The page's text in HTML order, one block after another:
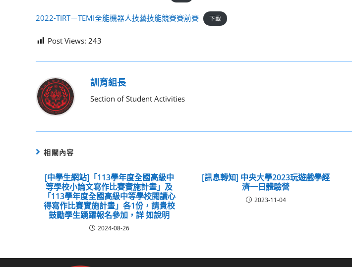
2022-TIRT－TEMI全能機器人技藝技能競賽賽前賽 下載
Post Views: 243
訓育組長
Section of Student Activities
相關內容
[中學生網站]「113學年度全國高級中
等學校小論文寫作比賽實施計畫」及
「113學年度全國高級中等學校閱讀心
得寫作比賽實施計畫」各1份，請貴校
鼓勵學生踴躍報名參加，詳 如說明
2024-08-26
[訊息轉知] 中央大學2023玩遊戲學經
濟一日體驗營
2023-11-04